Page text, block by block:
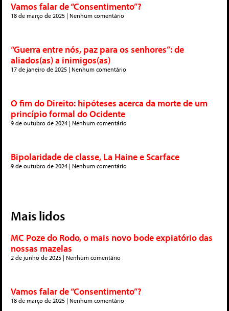
Vamos falar de “Consentimento”?
18 de março de 2025 Nenhum comentário
“Guerra entre nós, paz para os senhores”: de
aliados(as) a inimigos(as)
17 de janeiro de 2025 Nenhum comentário
O fim do Direito: hipóteses acerca da morte de um
princípio formal do Ocidente
9 de outubro de 2024 Nenhum comentário
Bipolaridade de classe, La Haine e Scarface
9 de outubro de 2024 Nenhum comentário
Mais lidos
MC Poze do Rodo, o mais novo bode expiatório das
nossas mazelas
2 de junho de 2025 Nenhum comentário
Vamos falar de “Consentimento”?
18 de março de 2025 Nenhum comentário